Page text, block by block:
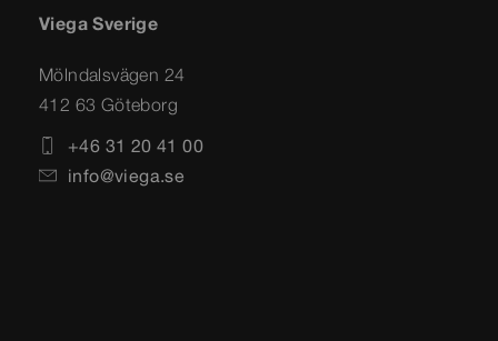
Viega Sverige
Mölndalsvägen 24
412 63 Göteborg
+46 31 20 41 00
info@viega.se